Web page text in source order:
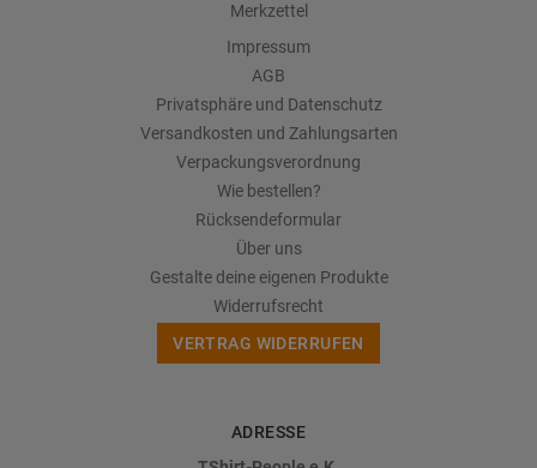
Merkzettel
Impressum
AGB
Privatsphäre und Datenschutz
Versandkosten und Zahlungsarten
Verpackungsverordnung
Wie bestellen?
Rücksendeformular
Über uns
Gestalte deine eigenen Produkte
Widerrufsrecht
VERTRAG WIDERRUFEN
ADRESSE